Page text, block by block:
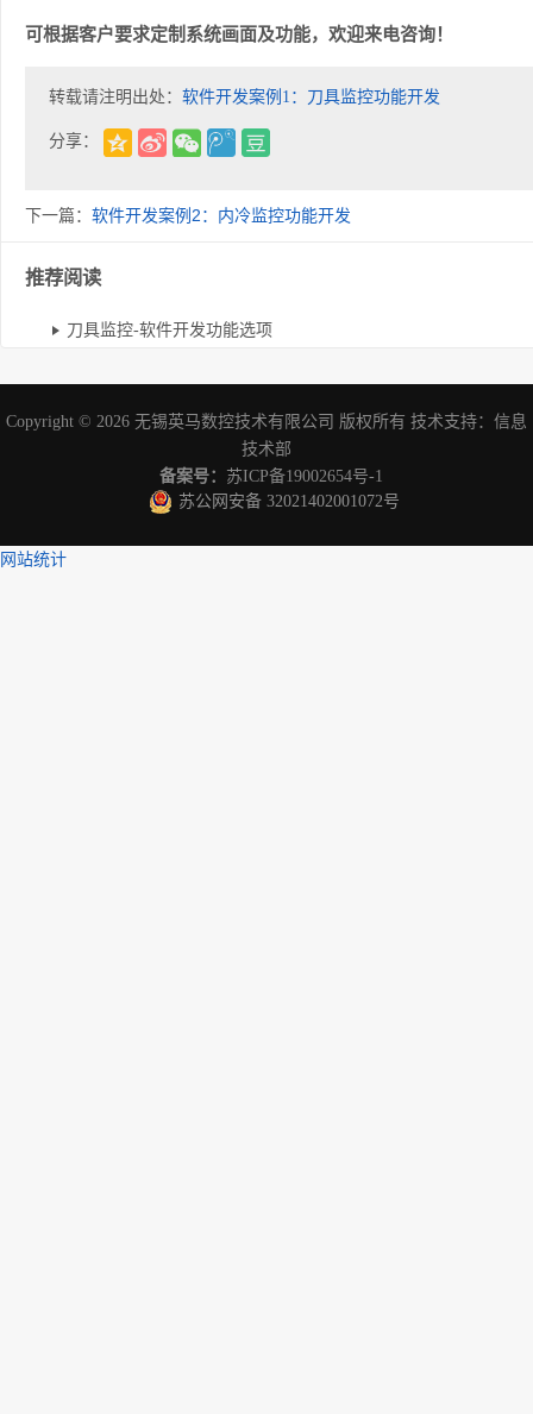
可根据客户要求定制系统画面及功能，欢迎来电咨询！
转载请注明出处： 软件开发案例1：刀具监控功能开发
分享：
下一篇： 软件开发案例2：内冷监控功能开发
推荐阅读
刀具监控-软件开发功能选项
Copyright © 2026 无锡英马数控技术有限公司 版权所有 技术支持： 信息
技术部
备案号： 苏ICP备19002654号-1
苏公网安备 32021402001072号
网站统计